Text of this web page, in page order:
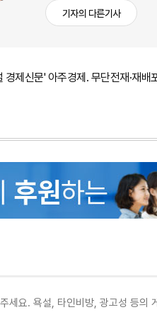
기자의 다른기사
제신문' 아주경제. 무단전재·재배